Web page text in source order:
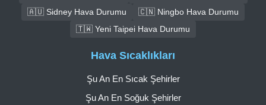
🇦🇺 Sidney Hava Durumu
🇨🇳 Ningbo Hava Durumu
🇹🇼 Yeni Taipei Hava Durumu
Hava Sıcaklıkları
Şu An En Sıcak Şehirler
Şu An En Soğuk Şehirler